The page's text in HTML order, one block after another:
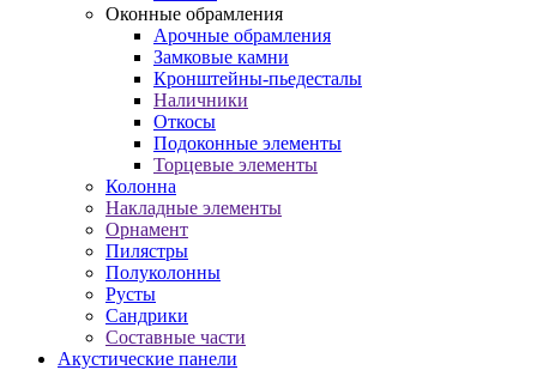
Оконные обрамления
Арочные обрамления
Замковые камни
Кронштейны-пьедесталы
Наличники
Откосы
Подоконные элементы
Торцевые элементы
Колонна
Накладные элементы
Орнамент
Пилястры
Полуколонны
Русты
Сандрики
Составные части
Акустические панели